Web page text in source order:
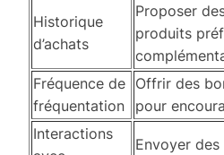
Historique
d’achats
Proposer
produits
Fréquence de
fréquentation
Offrir des
pour
Interactions
Envoyer